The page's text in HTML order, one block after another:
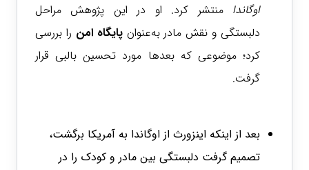
اوگاندا منتشر کرد. او در این پژوهش مراحل
دلبستگی و نقش مادر به‌عنوان پایگاه امن را بررسی
کرد؛ موضوعی که بعدها مورد تحسین بالبی قرار
گرفت.
بعد از اینکه اینزورث از اوگاندا به آمریکا برگشت،
تصمیم گرفت دلبستگی بین مادر و کودک را در